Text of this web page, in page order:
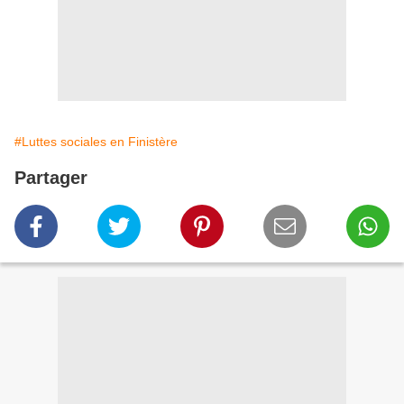
#Luttes sociales en Finistère
Partager